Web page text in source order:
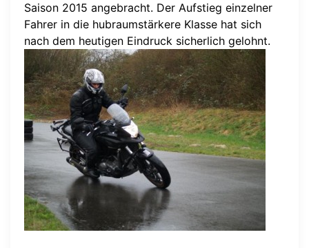
Saison 2015 angebracht. Der Aufstieg einzelner
Fahrer in die hubraumstärkere Klasse hat sich
nach dem heutigen Eindruck sicherlich gelohnt.